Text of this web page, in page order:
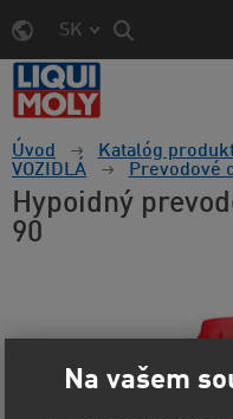
SK
Úvod Katalóg
VOZIDLÁ
Prevodové
Hypoidný
90
Na vašem